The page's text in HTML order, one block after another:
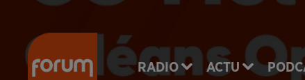
RADIO ACTU